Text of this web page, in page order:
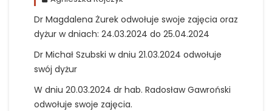
Dr Magdalena Żurek odwołuje swoje zajęcia oraz
dyżur w dniach: 24.03.2024 do 25.04.2024
Dr Michał Szubski w dniu 21.03.2024 odwołuje
swój dyżur
W dniu 20.03.2024 dr hab. Radosław Gawroński
odwołuje swoje zajęcia.